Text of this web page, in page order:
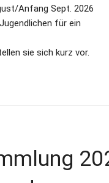
Anfang Sept. 2026
für ein
sie sich kurz vor.